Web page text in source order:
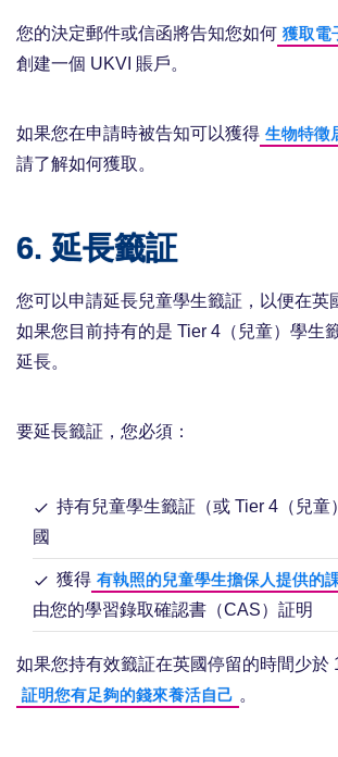
您的決定郵件或信函將告知您如何 獲取電
創建一個 UKVI 賬戶。
如果您在申請時被告知可以獲得 生物特徵
請了解如何獲取。
6. 延長籤証
您可以申請延長兒童學生籤証，以便在英
如果您目前持有的是 Tier 4（兒童）學生
延長。
要延長籤証，您必須：
持有兒童學生籤証（或 Tier 4（兒童
國
獲得 有執照的兒童學生擔保人提供的
由您的學習錄取確認書（CAS）証明
如果您持有效籤証在英國停留的時間少於
証明您有足夠的錢來養活自己 。